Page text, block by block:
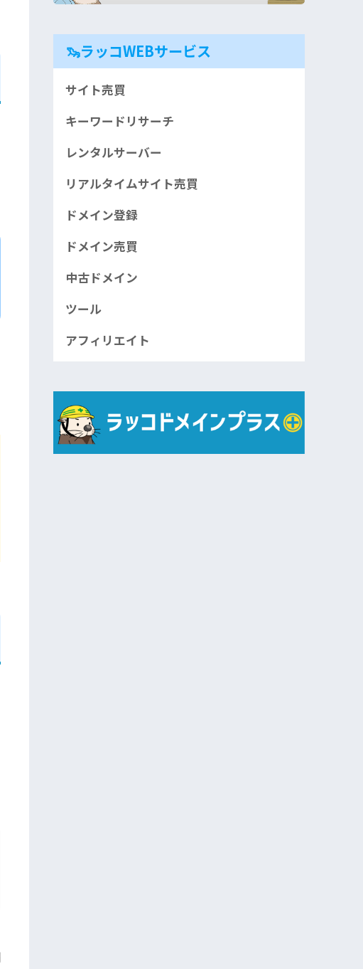
🦦ラッコWEBサービス
サイト売買
キーワードリサーチ
レンタルサーバー
リアルタイムサイト売買
ドメイン登録
ドメイン売買
中古ドメイン
ツール
アフィリエイト